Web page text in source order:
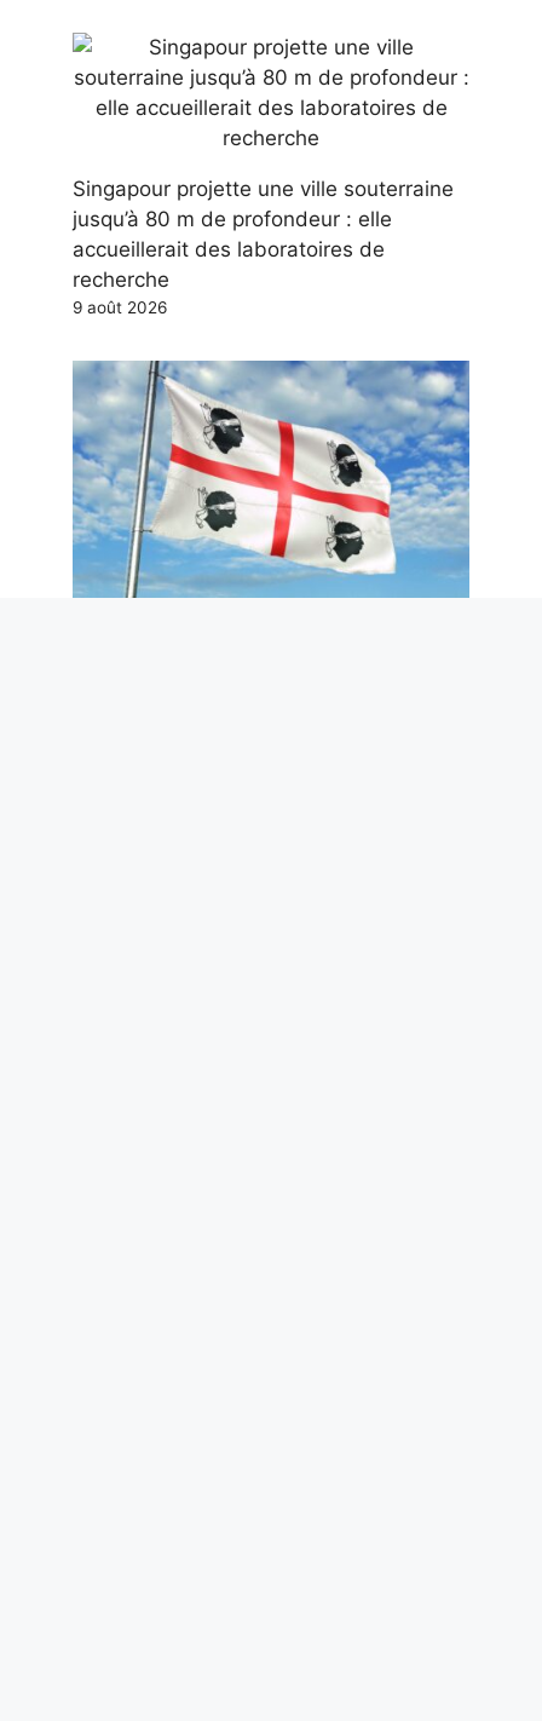
Singapour projette une ville souterraine
jusqu’à 80 m de profondeur : elle
accueillerait des laboratoires de
recherche
9 août 2026